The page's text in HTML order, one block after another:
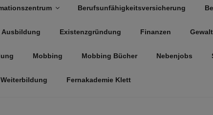
Berufsunfähigkeitsversicherung
Ausbildung Existenzgründung Finanzen Gewalt
Mobbing Mobbing Bücher Nebenjobs
Weiterbildung Fernakademie Klett